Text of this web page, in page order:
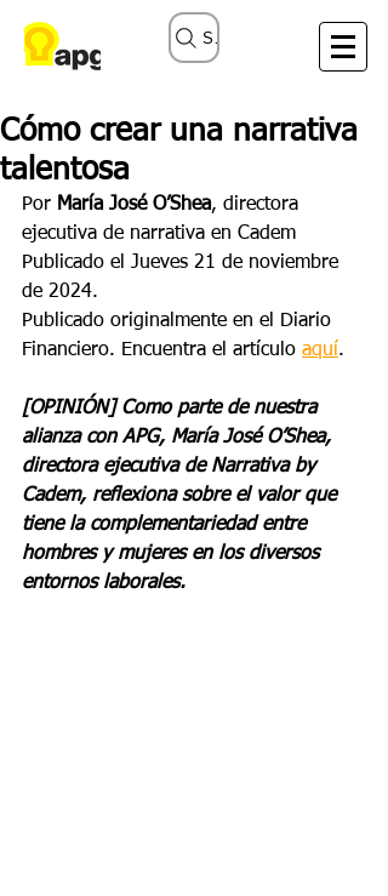
Search
Cómo crear una narrativa
talentosa
Por María José O’Shea, directora
ejecutiva de narrativa en Cadem
Publicado el Jueves 21 de noviembre
de 2024.
Publicado originalmente en el Diario
Financiero. Encuentra el artículo aquí.
[OPINIÓN] Como parte de nuestra
alianza con APG, María José O’Shea,
directora ejecutiva de Narrativa by
Cadem, reflexiona sobre el valor que
tiene la complementariedad entre
hombres y mujeres en los diversos
entornos laborales.